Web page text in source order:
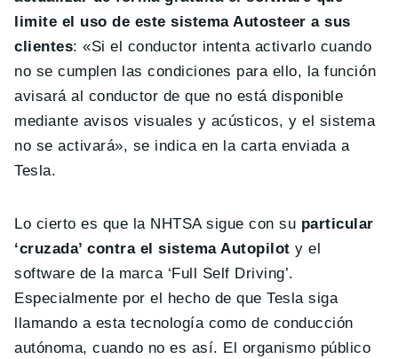
limite el uso de este sistema Autosteer a sus
clientes: «Si el conductor intenta activarlo cuando
no se cumplen las condiciones para ello, la función
avisará al conductor de que no está disponible
mediante avisos visuales y acústicos, y el sistema
no se activará», se indica en la carta enviada a
Tesla.
Lo cierto es que la NHTSA sigue con su particular
‘cruzada’ contra el sistema Autopilot y el
software de la marca ‘Full Self Driving’.
Especialmente por el hecho de que Tesla siga
llamando a esta tecnología como de conducción
autónoma, cuando no es así. El organismo público